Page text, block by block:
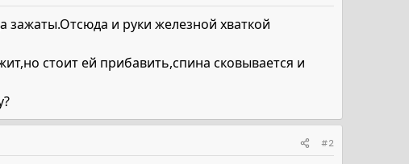
зажаты.Отсюда и руки железной хваткой
стоит ей прибавить,спина сковывается и
#2